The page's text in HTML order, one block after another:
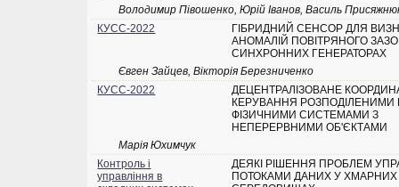
Володимир Півошенко, Юрій Іванов, Василь
КУСС-2022
ГІБРИДНИЙ СЕНСОР ДЛЯ
АНОМАЛІЙ ПОВІТРЯНОГО
СИНХРОННИХ ГЕНЕРАТОРАХ
Євген Зайцев, Вікторія Березниченко
КУСС-2022
ДЕЦЕНТРАЛІЗОВАНЕ
КЕРУВАННЯ РОЗПОДІЛЕНИМИ
ФІЗИЧНИМИ СИСТЕМАМИ З
НЕПЕРЕРВНИМИ ОБ'ЄКТАМИ
Марія Юхимчук
Контроль і
управління в
ДЕЯКІ РІШЕННЯ ПРОБЛЕМ
ПОТОКАМИ ДАНИХ У ХМАРНИХ